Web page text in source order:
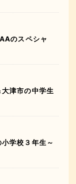
のスペシャ
津市の中学生
学校３年生～